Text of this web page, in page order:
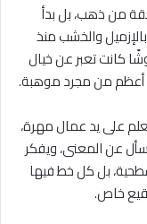
من ذهب، بل بدأ
والخشب منذ
كانت تعبر عن خيال
أعظم من مجرد موهبة.
على يد عمال مهرة،
عن المعنى، ويفكر
بل كل خط فيها
خاص.